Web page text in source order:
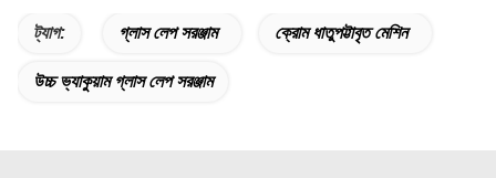
ট্যাগ: গ্লাস লেপ সরঞ্জাম ক্রোম ধাতুপট্টাবৃত মেশিন
উচ্চ ভ্যাকুয়াম গ্লাস লেপ সরঞ্জাম